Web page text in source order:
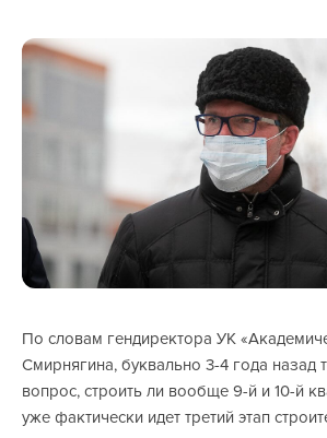
По словам гендиректора УК
Смирнягина, буквально 3-4 года назад
вопрос, строить ли вообще 9-й и 10-й
уже фактически идет третий этап